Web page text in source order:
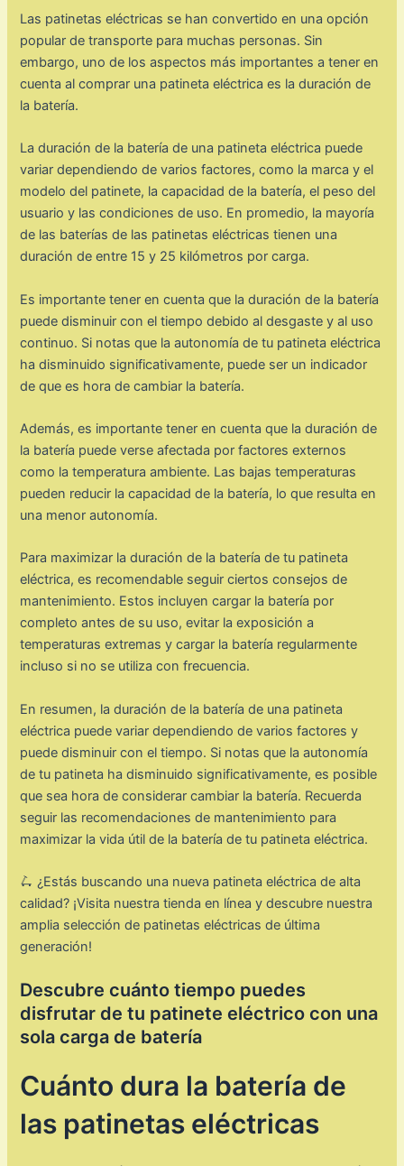
Las patinetas eléctricas se han convertido en una opción
popular de transporte para muchas personas. Sin
embargo, uno de los aspectos más importantes a tener en
cuenta al comprar una patineta eléctrica es la duración de
la batería.
La duración de la batería de una patineta eléctrica puede
variar dependiendo de varios factores, como la marca y el
modelo del patinete, la capacidad de la batería, el peso del
usuario y las condiciones de uso. En promedio, la mayoría
de las baterías de las patinetas eléctricas tienen una
duración de entre 15 y 25 kilómetros por carga.
Es importante tener en cuenta que la duración de la batería
puede disminuir con el tiempo debido al desgaste y al uso
continuo. Si notas que la autonomía de tu patineta eléctrica
ha disminuido significativamente, puede ser un indicador
de que es hora de cambiar la batería.
Además, es importante tener en cuenta que la duración de
la batería puede verse afectada por factores externos
como la temperatura ambiente. Las bajas temperaturas
pueden reducir la capacidad de la batería, lo que resulta en
una menor autonomía.
Para maximizar la duración de la batería de tu patineta
eléctrica, es recomendable seguir ciertos consejos de
mantenimiento. Estos incluyen cargar la batería por
completo antes de su uso, evitar la exposición a
temperaturas extremas y cargar la batería regularmente
incluso si no se utiliza con frecuencia.
En resumen, la duración de la batería de una patineta
eléctrica puede variar dependiendo de varios factores y
puede disminuir con el tiempo. Si notas que la autonomía
de tu patineta ha disminuido significativamente, es posible
que sea hora de considerar cambiar la batería. Recuerda
seguir las recomendaciones de mantenimiento para
maximizar la vida útil de la batería de tu patineta eléctrica.
🛴 ¿Estás buscando una nueva patineta eléctrica de alta
calidad? ¡Visita nuestra tienda en línea y descubre nuestra
amplia selección de patinetas eléctricas de última
generación!
Descubre cuánto tiempo puedes
disfrutar de tu patinete eléctrico con una
sola carga de batería
Cuánto dura la batería de
las patinetas eléctricas